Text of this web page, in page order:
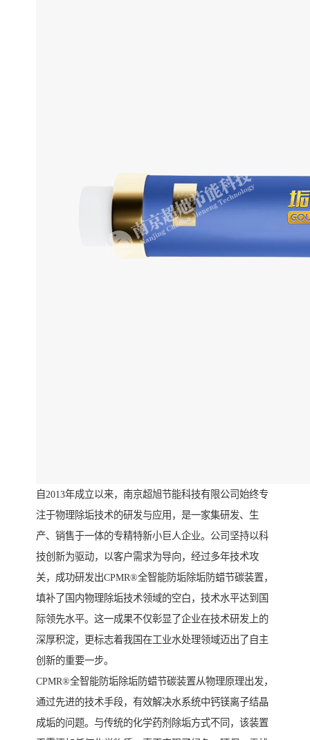
自2013年成立以来，南京超旭节能科技有限公司始终专
注于物理除垢技术的研发与应用，是一家集研发、生
产、销售于一体的专精特新小巨人企业。公司坚持以科
技创新为驱动，以客户需求为导向，经过多年技术攻
关，成功研发出CPMR®全智能防垢除垢防蜡节碳装置，
填补了国内物理除垢技术领域的空白，技术水平达到国
际领先水平。这一成果不仅彰显了企业在技术研发上的
深厚积淀，更标志着我国在工业水处理领域迈出了自主
创新的重要一步。
CPMR®全智能防垢除垢防蜡节碳装置从物理原理出发，
通过先进的技术手段，有效解决水系统中钙镁离子结晶
成垢的问题。与传统的化学药剂除垢方式不同，该装置